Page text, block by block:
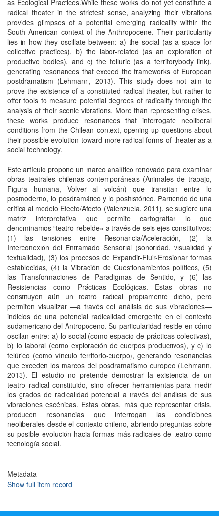
as Ecological Practices.While these works do not yet constitute a
radical theater in the strictest sense, analyzing their vibrations
provides glimpses of a potential emerging radicality within the
South American context of the Anthropocene. Their particularity
lies in how they oscillate between: a) the social (as a space for
collective practices), b) the labor-related (as an exploration of
productive bodies), and c) the telluric (as a territorybody link),
generating resonances that exceed the frameworks of European
postdramatism (Lehmann, 2013). This study does not aim to
prove the existence of a constituted radical theater, but rather to
offer tools to measure potential degrees of radicality through the
analysis of their scenic vibrations. More than representing crises,
these works produce resonances that interrogate neoliberal
conditions from the Chilean context, opening up questions about
their possible evolution toward more radical forms of theater as a
social technology.
Este artículo propone un marco analítico renovado para examinar
obras teatrales chilenas contemporáneas (Animales de trabajo,
Figura humana, Volver al volcán) que transitan entre lo
posmoderno, lo posdramático y lo poshistórico. Partiendo de una
crítica al modelo Efecto/Afecto (Valenzuela, 2011), se sugiere una
matriz interpretativa que permite cartografiar lo que
denominamos “teatro rebelde» a través de seis ejes constitutivos:
(1) las tensiones entre Resonancia/Aceleración, (2) la
Interconexión del Entramado Sensorial (sonoridad, visualidad y
textualidad), (3) los procesos de Expandir-Fluir-Erosionar formas
establecidas, (4) la Vibración de Cuestionamientos políticos, (5)
las Transformaciones de Paradigmas de Sentido, y (6) las
Resistencias como Prácticas Ecológicas. Estas obras no
constituyen aún un teatro radical propiamente dicho, pero
permiten visualizar —a través del análisis de sus vibraciones—
indicios de una potencial radicalidad emergente en el contexto
sudamericano del Antropoceno. Su particularidad reside en cómo
oscilan entre: a) lo social (como espacio de prácticas colectivas),
b) lo laboral (como exploración de cuerpos productivos), y c) lo
telúrico (como vínculo territorio-cuerpo), generando resonancias
que exceden los marcos del posdramatismo europeo (Lehmann,
2013). El estudio no pretende demostrar la existencia de un
teatro radical constituido, sino ofrecer herramientas para medir
los grados de radicalidad potencial a través del análisis de sus
vibraciones escénicas. Estas obras, más que representar crisis,
producen resonancias que interrogan las condiciones
neoliberales desde el contexto chileno, abriendo preguntas sobre
su posible evolución hacia formas más radicales de teatro como
tecnología social.
Metadata
Show full item record